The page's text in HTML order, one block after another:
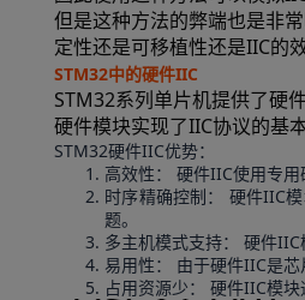
但是这种方法的弊端也是非
定性还是可移植性还是IIC的
STM32中的硬件IIC
STM32系列单片机提供了硬
硬件模块实现了IIC协议的基
STM32硬件IIC优势：
高效性： 硬件IIC使用专
时序精确控制： 硬件IIC
题。
多主机模式支持： 硬件
易用性： 由于硬件IIC是
占用资源少： 硬件IIC模